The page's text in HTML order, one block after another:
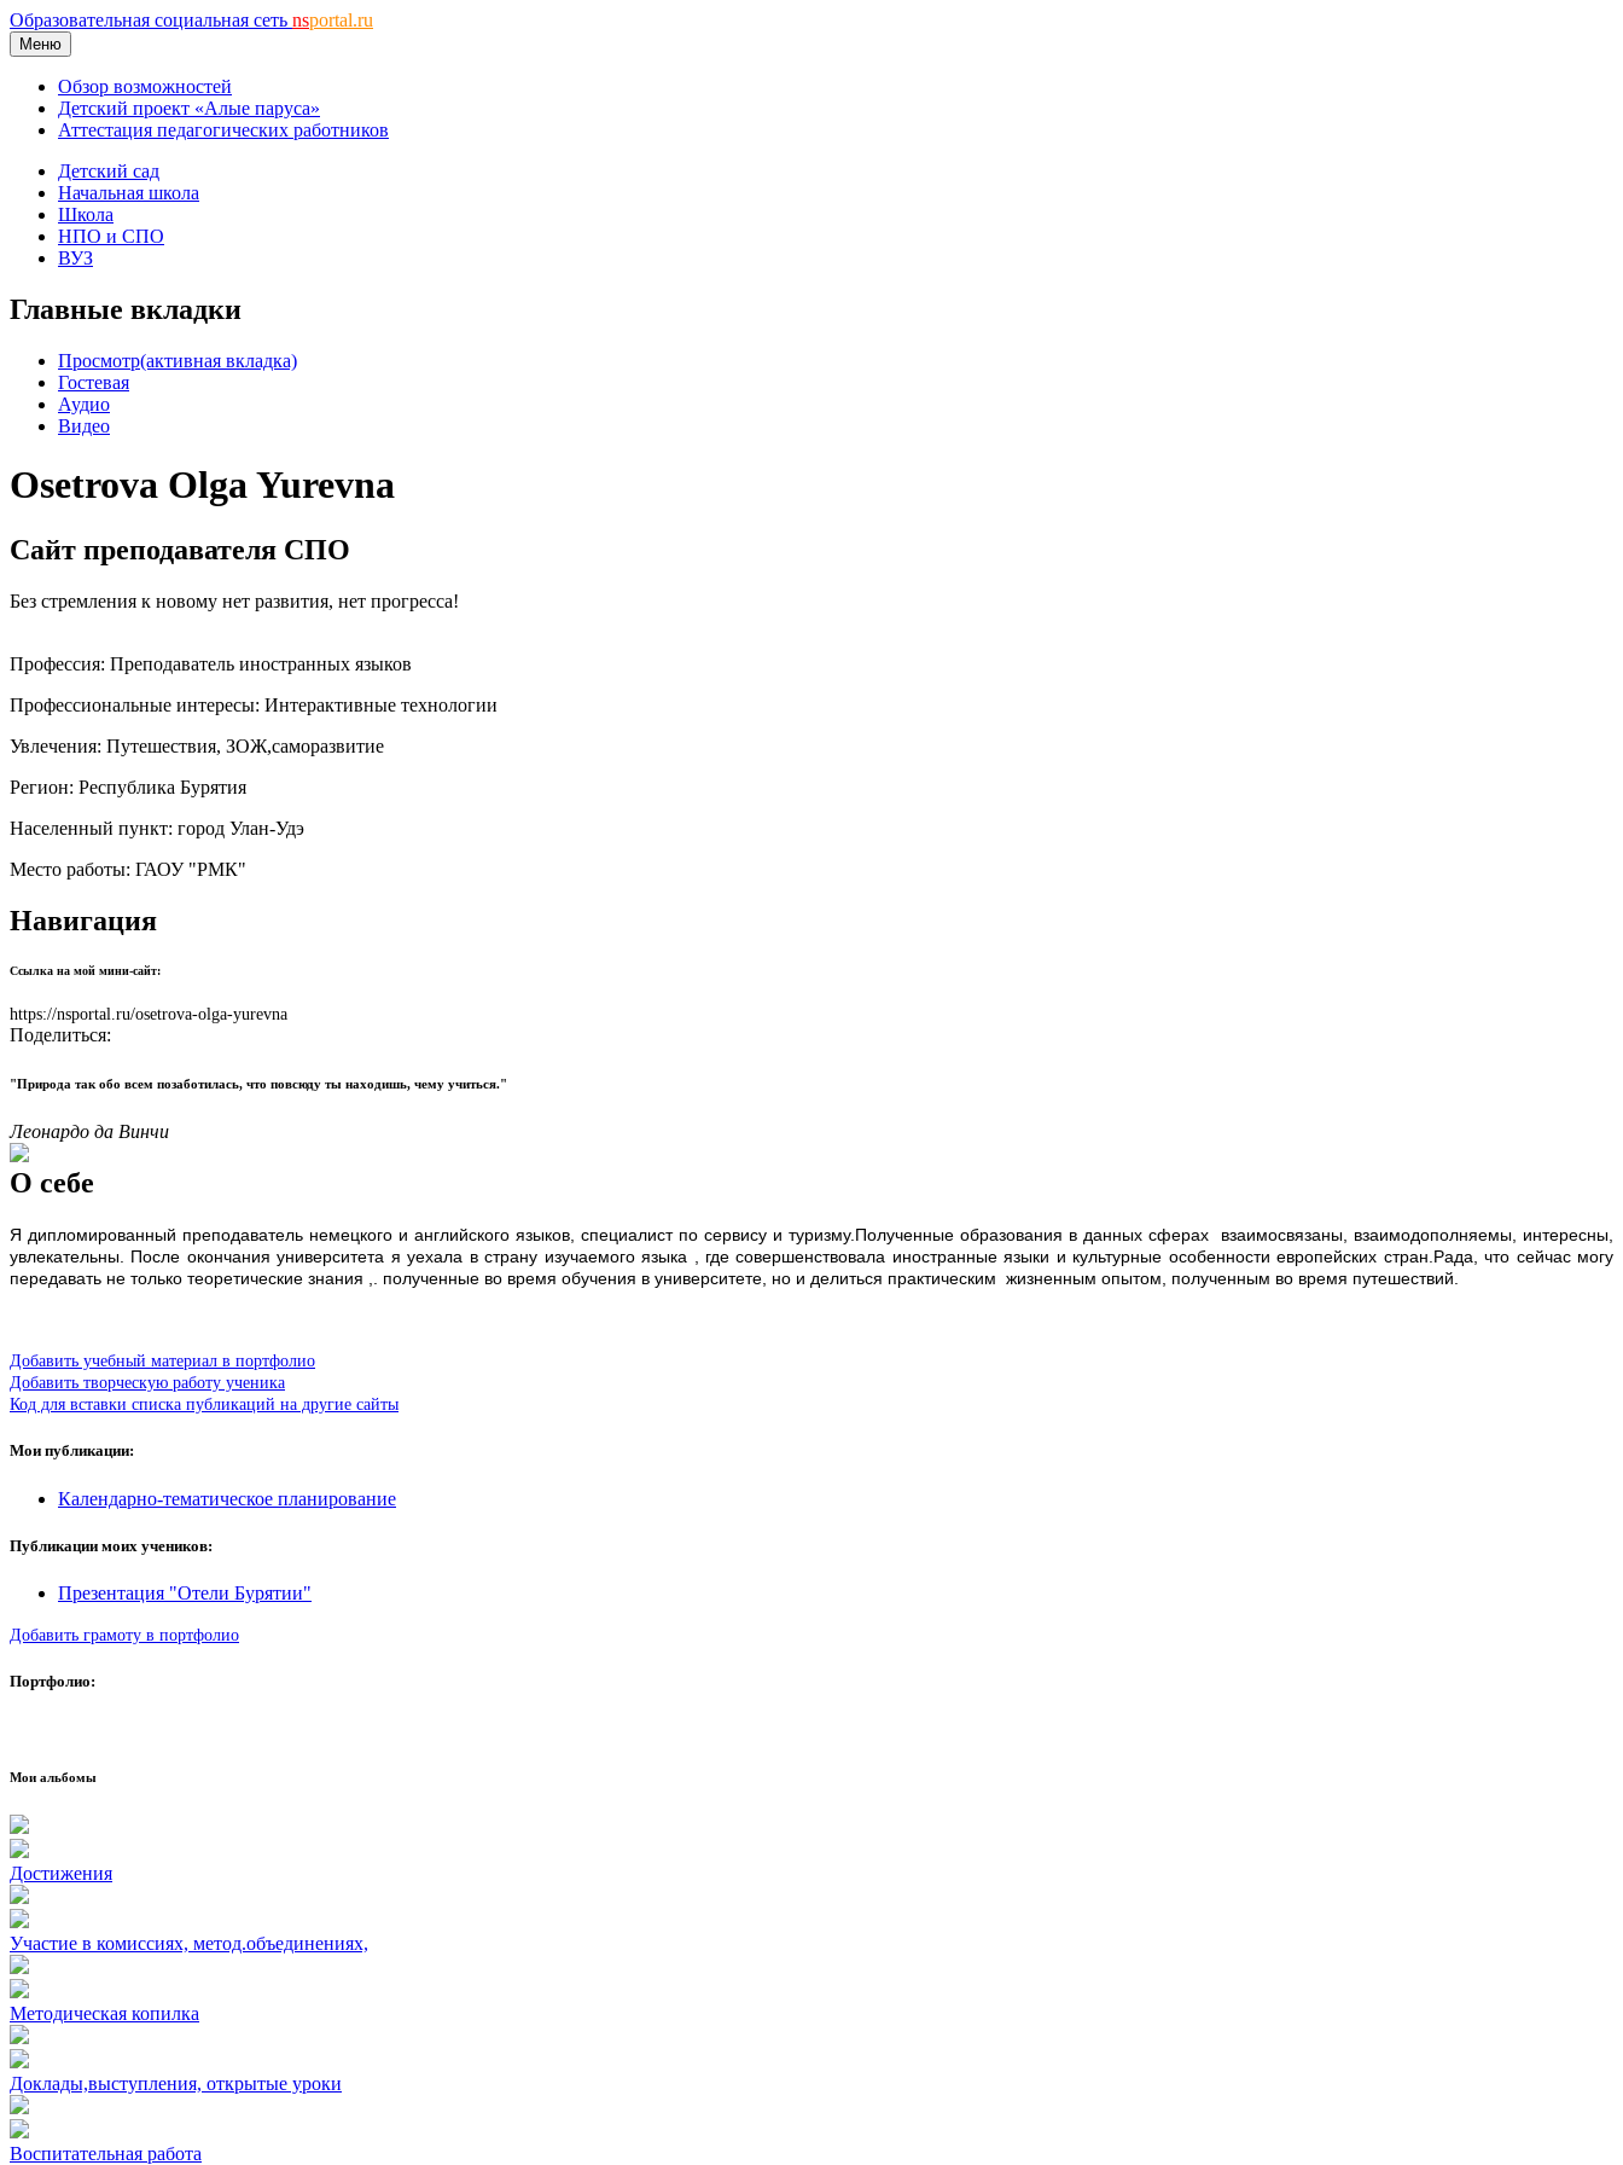
Образовательная социальная сеть nsportal.ru
Меню
Обзор возможностей
Детский проект «Алые паруса»
Аттестация педагогических работников
Детский сад
Начальная школа
Школа
НПО и СПО
ВУЗ
Главные вкладки
Просмотр(активная вкладка)
Гостевая
Аудио
Видео
Osetrova Olga Yurevna
Сайт преподавателя СПО
Без стремления к новому нет развития, нет прогресса!
Профессия: Преподаватель иностранных языков
Профессиональные интересы: Интерактивные технологии
Увлечения: Путешествия, ЗОЖ,саморазвитие
Регион: Республика Бурятия
Населенный пункт: город Улан-Удэ
Место работы: ГАОУ "РМК"
Навигация
Ссылка на мой мини-сайт:
https://nsportal.ru/osetrova-olga-yurevna
Поделиться:
"Природа так обо всем позаботилась, что повсюду ты находишь, чему учиться."
Леонардо да Винчи
О себе
Я дипломированный преподаватель немецкого и английского языков, специалист по сервису и туризму.Полученные образования в данных сферах взаимосвязаны, взаимодополняемы, интересны,
увлекательны. После окончания университета я уехала в страну изучаемого языка , где совершенствовала иностранные языки и культурные особенности европейских стран.Рада, что сейчас могу
передавать не только теоретические знания ,. полученные во время обучения в университете, но и делиться практическим жизненным опытом, полученным во время путешествий.
Добавить учебный материал в портфолио
Добавить творческую работу ученика
Код для вставки списка публикаций на другие сайты
Мои публикации:
Календарно-тематическое планирование
Публикации моих учеников:
Презентация "Отели Бурятии"
Добавить грамоту в портфолио
Портфолио:
Мои альбомы
Достижения
Участие в комиссиях, метод.объединениях,
Методическая копилка
Доклады,выступления, открытые уроки
Воспитательная работа